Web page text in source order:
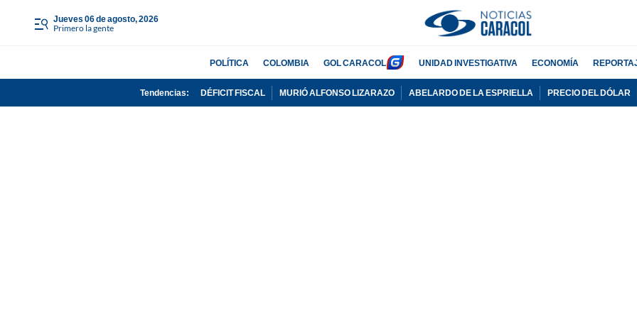
jueves 06 de agosto, 2026
Primero la gente
POLÍTICA COLOMBIA GOL CARACOL UNIDAD INVESTIGATIVA ECONOMÍA
Tendencias: DÉFICIT FISCAL MURIÓ ALFONSO LIZARAZO ABELARDO DE LA ESPRIELLA PRECIO DEL DÓLAR